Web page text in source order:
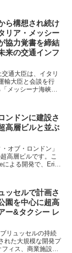
ら構想され続け
リア・メッシー
協力覚書を締結
来の交通インフ
通大臣は、イタリ
輸大臣と会談を行
メッシーナ海峡大
ンドンに建設さ
高層ビルと並ぶ
オブ・ロンドン」
高層ビルです。こ
よる開発で、Eric
ッセルで計画さ
園を中心に超高
ー&タクシー レ
リュッセルの持続
れた大規模な開発プ
ィス、商業施設、